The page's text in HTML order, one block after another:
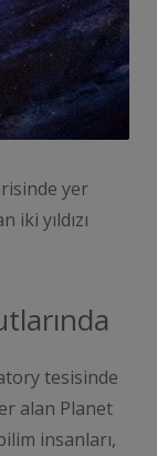
yer
yıldızı
tesisinde
alan Planet
insanları,